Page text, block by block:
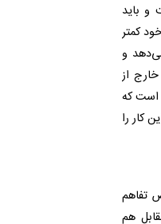
و باید
کمتر
و
خارج از
است که
کار را
تفاهم
هم